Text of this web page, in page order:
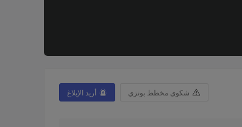
شكوى مخطط بونزي أريد الإبلاغ